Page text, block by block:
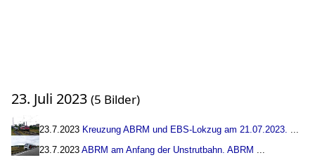
23. Juli 2023 (5 Bilder)
23.7.2023 Kreuzung ABRM und EBS-Lokzug am 21.07.2023. ...
23.7.2023 ABRM am Anfang der Unstrutbahn. ABRM ...